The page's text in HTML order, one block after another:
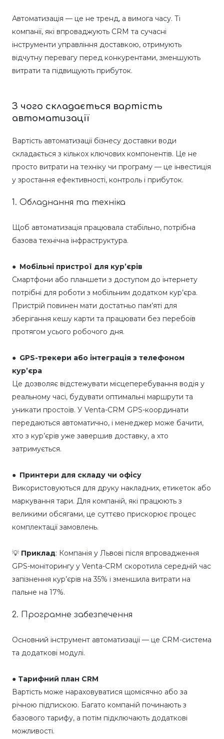
Автоматизація — це не тренд, а вимога часу. Ті
компанії, які впроваджують CRM та сучасні
інструменти управління доставкою, отримують
відчутну перевагу перед конкурентами, зменшують
витрати та підвищують прибуток.
З чого складається вартість
автоматизації
Вартість автоматизації бізнесу доставки води
складається з кількох ключових компонентів. Це не
просто витрати на техніку чи програму — це інвестиція
у зростання ефективності, контроль і прибуток.
1. Обладнання та техніка
Щоб автоматизація працювала стабільно, потрібна
базова технічна інфраструктура.
● Мобільні пристрої для кур’єрів
Смартфони або планшети з доступом до інтернету
потрібні для роботи з мобільним додатком кур’єра.
Пристрій повинен мати достатньо пам’яті для
зберігання кешу карти та працювати без перебоїв
протягом усього робочого дня.
● GPS-трекери або інтеграція з телефоном
кур’єра
Це дозволяє відстежувати місцеперебування водія у
реальному часі, будувати оптимальні маршрути та
уникати простоїв. У Venta-CRM GPS-координати
передаються автоматично, і менеджер може бачити,
хто з кур’єрів уже завершив доставку, а хто
затримується.
● Принтери для складу чи офісу
Використовуються для друку накладних, етикеток або
маркування тари. Для компаній, які працюють з
великими обсягами, це суттєво прискорює процес
комплектації замовлень.
💡 Приклад: Компанія у Львові після впровадження
GPS-моніторингу у Venta-CRM скоротила середній час
запізнення кур’єрів на 35% і зменшила витрати на
пальне на 17%.
2. Програмне забезпечення
Основний інструмент автоматизації — це CRM-система
та додаткові модулі.
● Тарифний план CRM
Вартість може нараховуватися щомісячно або за
річною підпискою. Багато компаній починають з
базового тарифу, а потім підключають додаткові
можливості.